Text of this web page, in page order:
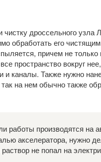
чистку дроссельного узла
обработать его
причем не только
пространство вокруг
и каналы. Также нужно
на нем обычно также
работы производятся на
акселератора, нужно
не попал на